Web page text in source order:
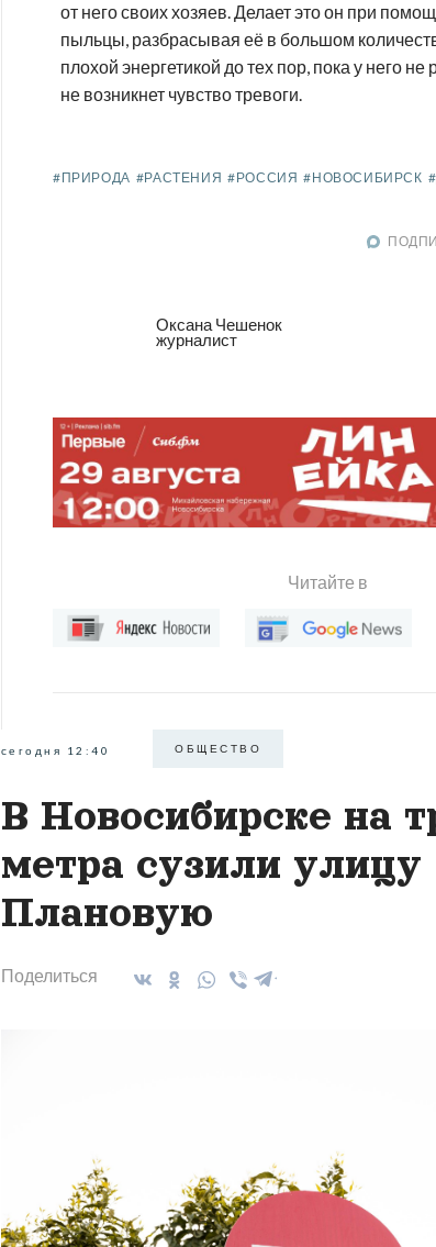
от него своих хозяев. Делает это он при
пыльцы, разбрасывая её в большом
плохой энергетикой до тех пор, пока у него не
не возникнет чувство тревоги.
#ПРИРОДА #РАСТЕНИЯ #РОССИЯ #НОВОСИБИРСК
Оксана Чешенок
журналист
Читайте в
сегодня 12:40 ОБЩЕСТВО
В Новосибирске на
метра сузили улицу
Плановую
Поделиться